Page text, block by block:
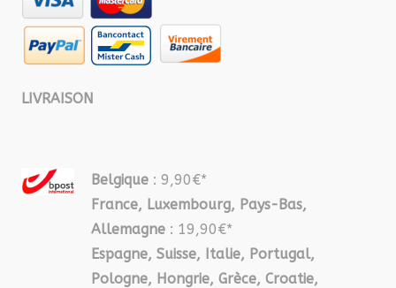
LIVRAISON
Belgique : 9,90€*
France, Luxembourg, Pays-Bas,
Allemagne : 19,90€*
Espagne, Suisse, Italie, Portugal,
Pologne, Hongrie, Grèce, Croatie,